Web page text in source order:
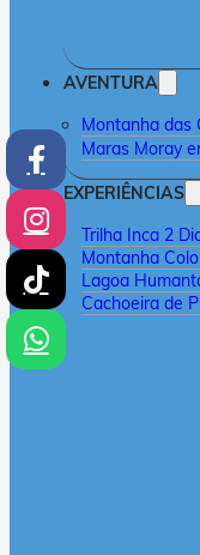
AVENTURA
Montanha das
Maras Moray
EXPERIÊNCIAS
Trilha Inca 2
Montanha
Lagoa
Cachoeira de